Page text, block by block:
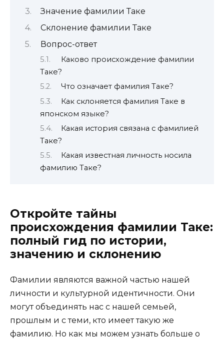
Значение фамилии Таке
Склонение фамилии Таке
Вопрос-ответ
Каково происхождение фамилии
Таке?
Что означает фамилия Таке?
Как склоняется фамилия Таке в
японском языке?
Какая история связана с фамилией
Таке?
Какая известная личность носила
фамилию Таке?
Откройте тайны
происхождения фамилии Таке:
полный гид по истории,
значению и склонению
Фамилии являются важной частью нашей
личности и культурной идентичности. Они
могут объединять нас с нашей семьей,
прошлым и с теми, кто имеет такую же
фамилию. Но как мы можем узнать больше о